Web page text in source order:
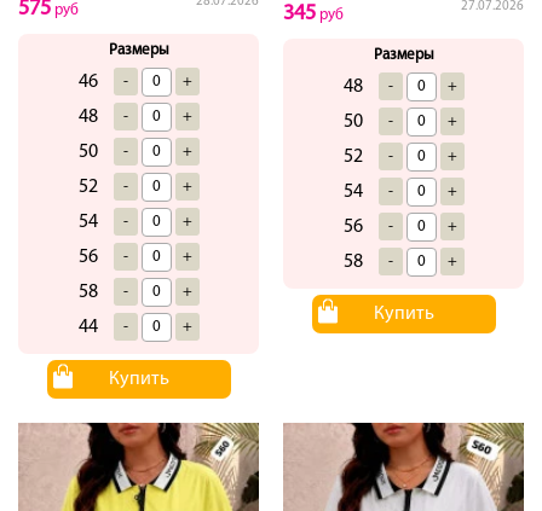
575 руб
Размеры
46 - +
48 - +
50 - +
52 - +
54 - +
56 - +
58 - +
44 - +
Купить
27.07.2026
345 руб
Размеры
48 - +
50 - +
52 - +
54 - +
56 - +
58 - +
Купить